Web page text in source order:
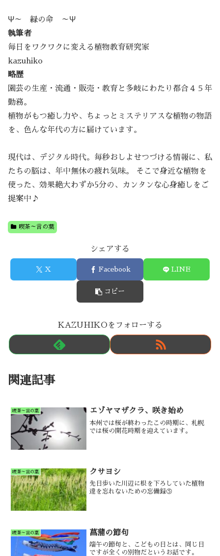
Ψ～ 緑の命 ～Ψ
執筆者
毎日をワクワクに変える植物教育研究家
kazuhiko
略歴
園芸の生産・流通・販売・教育と多岐にわたり都合４５年
勤務。
植物がもつ癒し力や、ちょっとミステリアスな植物の物語
を、色んな年代の方に届けています。
現代は、デジタル時代。毎秒おしよせつづける情報に、私
たちの脳は、年中無休の疲れ気味。 そこで身近な植物を
使った、効果絶大わずか5分の、カンタンな心身癒しをご
提案中♪
喫茶～言の葉
シェアする
X Facebook LINE
コピー
KAZUHIKOをフォローする
関連記事
喫茶～言の葉 エゾヤマザクラ、咲き始め
本州では桜が終わったこの時期に、札幌
では桜の開花時期を迎えています。
喫茶～言の葉 クサヨシ
先日歩いた川辺に根を下ろしていた植物
達を忘れないための忘備録⑤
喫茶～言の葉 菖蒲の節句
端午の節句と、こどもの日とは、同じ日
ですが全くの別物だというお話です。